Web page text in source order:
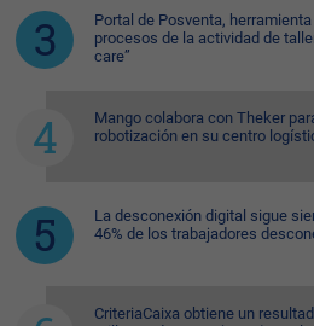
Portal de Posventa,
procesos de la actividad de
care”
Mango colabora con Theker
robotización en su centro
La desconexión digital sigue
46% de los trabajadores
CriteriaCaixa obtiene un